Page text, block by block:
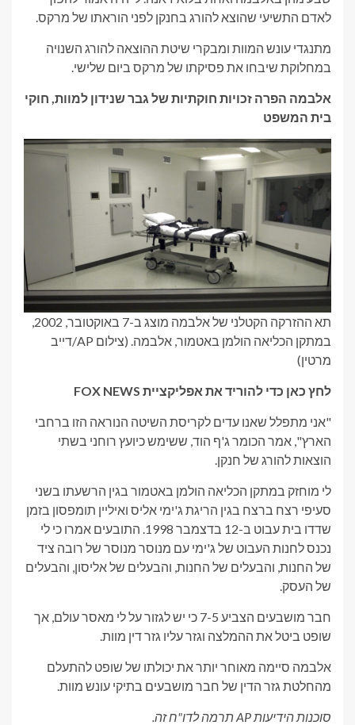
לאדם התשיעי שהוצא להורג בחנקן לפני הוראתו של מרקס.
מתנגדי עונש המוות ומבקרי שיטת ההוצאה להורג השנויה
במחלוקת שיבחו את פסיקתו של מרקס ביום שלישי.
אלבמה הפרה זכויות חוקתיות של גבר שנידון למוות, חוקי
בית המשפט
במתקן הכליאה הולמן באטמור, אלבמה.
(צילום AP/דייב
מרטין)
לחץ כאן כדי להוריד את אפליקציית FOX NEWS
"אני מתפלל שאנו עדים לקריסת השיטה הנוראה הזו ברחבי
הארץ", אמר הכומר ג'ף הוד, ששימש כיועץ רוחני בשתי
הוצאות להורג של חנקן.
לי מוחזק במתקן הכליאה הולמן באטמור בגין הרשעתו בשני
סעיפי רצח ברצח בגין הריגת ג'ימי אליס ואיליין תומפסון בזמן
שדדו בית עבוט ב-12 בדצמבר 1998. התובעים אמרו כי לי
נכנס לחנות העבוט של ג'ימי עם מנוסר מנוסר של רובה ציד
של החנות, והבעלים של החנות, והבעלים של אליסון, והבעלים
של העסק.
חבר מושבעים הצביע 7-5 כי יש לגזור על לי מאסר עולם, אך
שופט ביטל את ההמלצה וגזר עליו גזר דין מוות.
אלבמה סיימה מאוחר יותר את יכולתו של שופט להתעלם
מהחלטת גזר הדין של חבר מושבעים בתיקי עונש מוות.
סוכנות הידיעות AP תרמה לדו"ח זה.